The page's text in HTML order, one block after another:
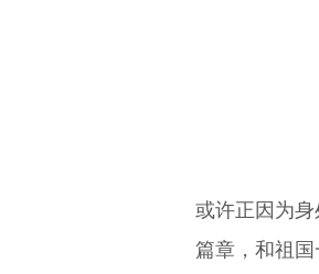
或许正因为
篇章，和祖国